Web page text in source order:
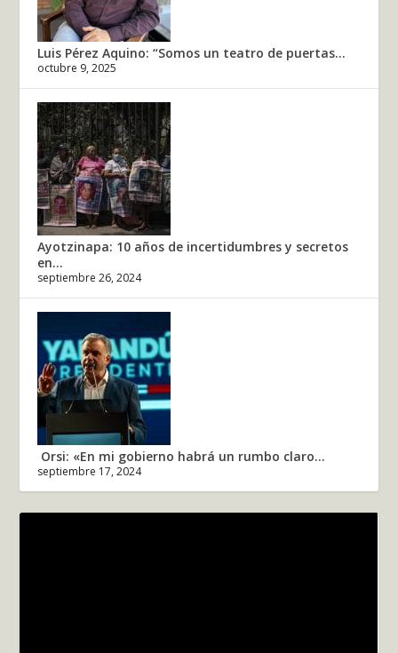
Luis Pérez Aquino: “Somos un teatro de puertas...
octubre 9, 2025
Ayotzinapa: 10 años de incertidumbres y secretos
en...
septiembre 26, 2024
Orsi: «En mi gobierno habrá un rumbo claro...
septiembre 17, 2024